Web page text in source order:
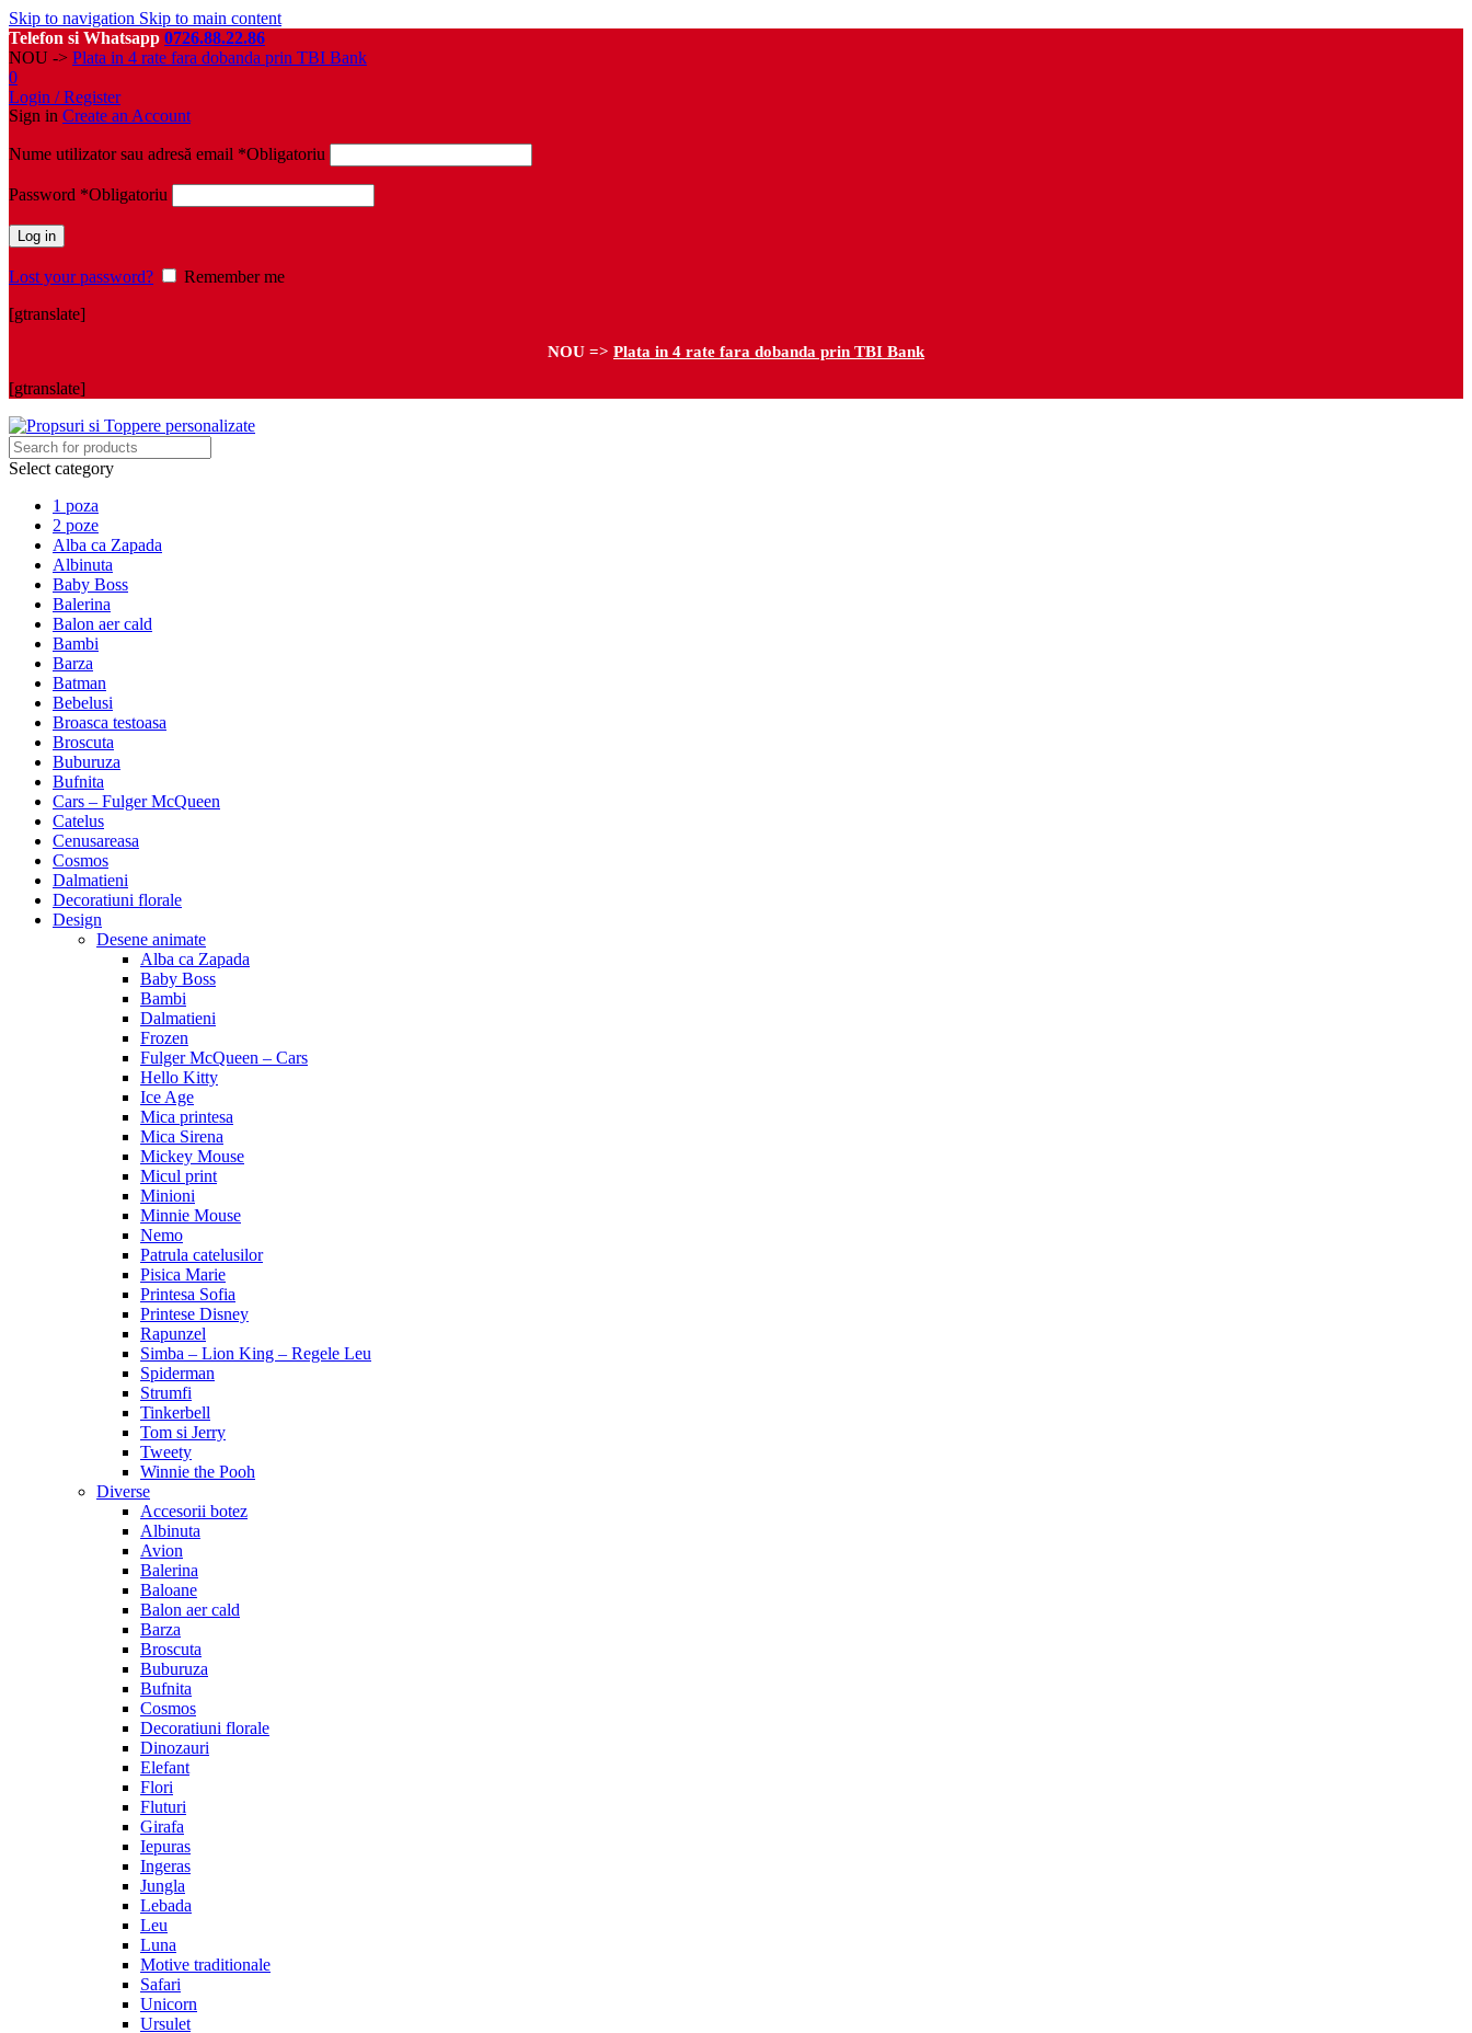
Skip to navigation Skip to main content
Telefon si Whatsapp 0726.88.22.86
NOU -> Plata in 4 rate fara dobanda prin TBI Bank
0
Login / Register
Sign in Create an Account
Nume utilizator sau adresă email *Obligatoriu
Password *Obligatoriu
Log in
Lost your password?
Remember me
[gtranslate]
NOU => Plata in 4 rate fara dobanda prin TBI Bank
[gtranslate]
Select category
1 poza
2 poze
Alba ca Zapada
Albinuta
Baby Boss
Balerina
Balon aer cald
Bambi
Barza
Batman
Bebelusi
Broasca testoasa
Broscuta
Buburuza
Bufnita
Cars – Fulger McQueen
Catelus
Cenusareasa
Cosmos
Dalmatieni
Decoratiuni florale
Design
Desene animate
Alba ca Zapada
Baby Boss
Bambi
Dalmatieni
Frozen
Fulger McQueen – Cars
Hello Kitty
Ice Age
Mica printesa
Mica Sirena
Mickey Mouse
Micul print
Minioni
Minnie Mouse
Nemo
Patrula catelusilor
Pisica Marie
Printesa Sofia
Printese Disney
Rapunzel
Simba – Lion King – Regele Leu
Spiderman
Strumfi
Tinkerbell
Tom si Jerry
Tweety
Winnie the Pooh
Diverse
Accesorii botez
Albinuta
Avion
Balerina
Baloane
Balon aer cald
Barza
Broscuta
Buburuza
Bufnita
Cosmos
Decoratiuni florale
Dinozauri
Elefant
Flori
Fluturi
Girafa
Iepuras
Ingeras
Jungla
Lebada
Leu
Luna
Motive traditionale
Safari
Unicorn
Ursulet